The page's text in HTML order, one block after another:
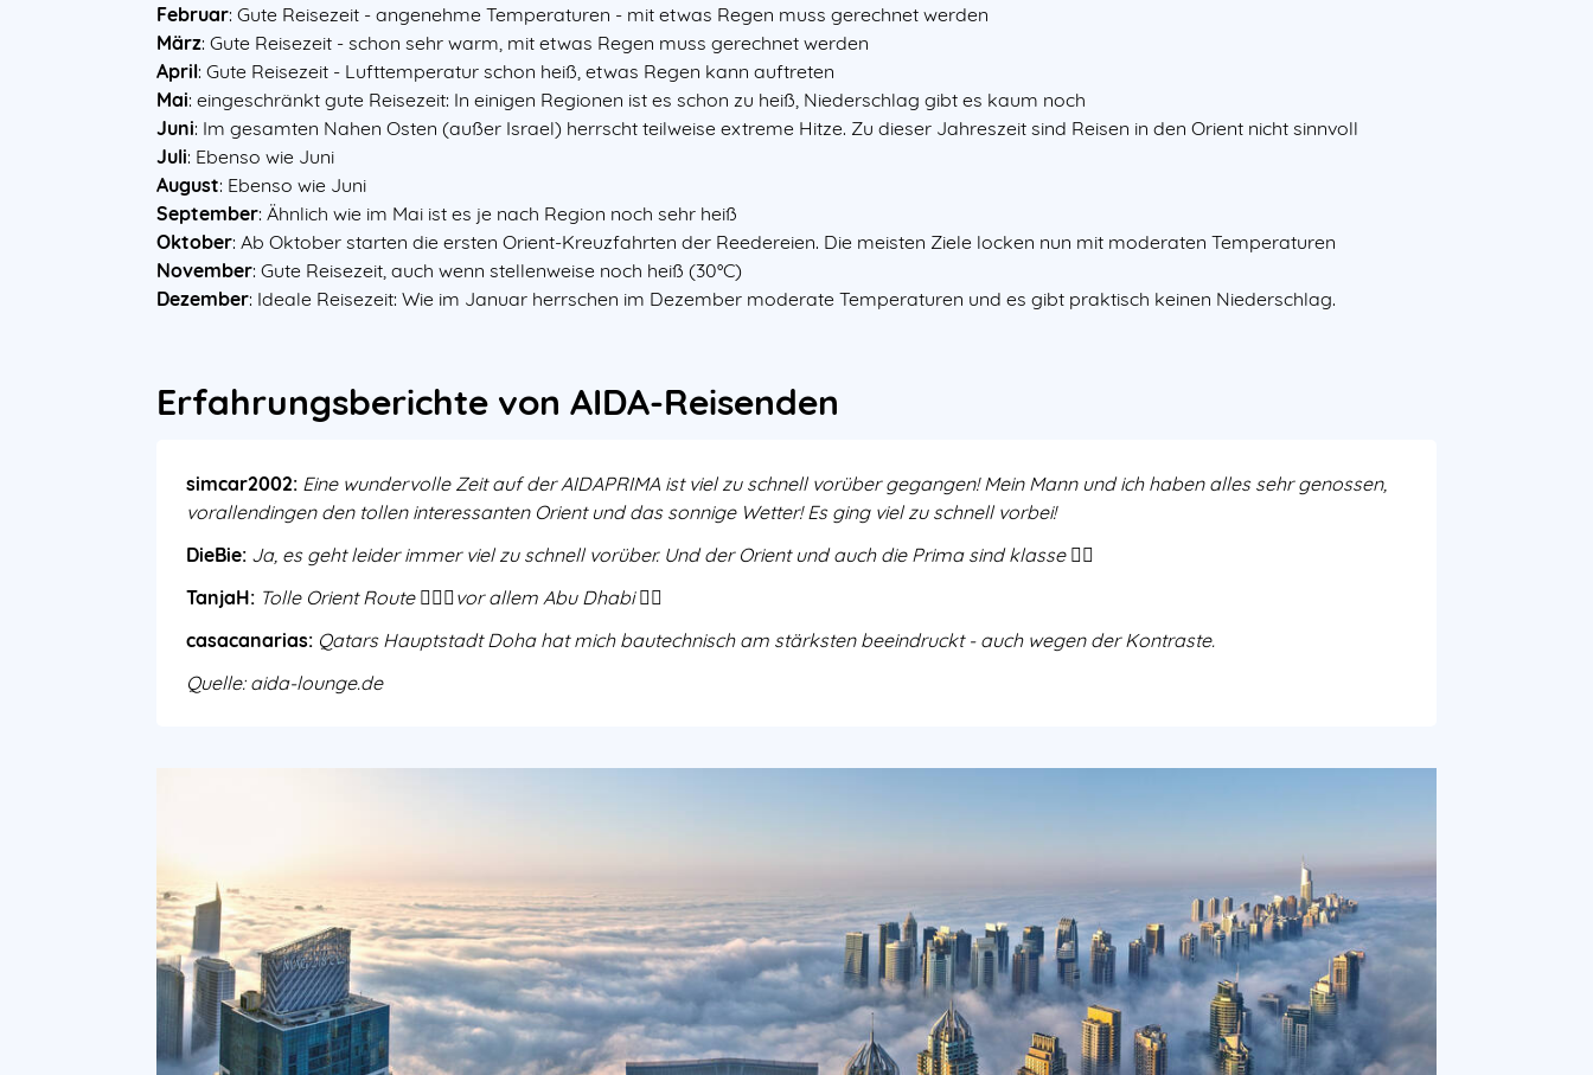
Februar: Gute Reisezeit - angenehme Temperaturen - mit etwas Regen muss gerechnet werden
März: Gute Reisezeit - schon sehr warm, mit etwas Regen muss gerechnet werden
April: Gute Reisezeit - Lufttemperatur schon heiß, etwas Regen kann auftreten
Mai: eingeschränkt gute Reisezeit: In einigen Regionen ist es schon zu heiß, Niederschlag gibt es kaum noch
Juni: Im gesamten Nahen Osten (außer Israel) herrscht teilweise extreme Hitze. Zu dieser Jahreszeit sind Reisen in den Orient nicht sinnvoll
Juli: Ebenso wie Juni
August: Ebenso wie Juni
September: Ähnlich wie im Mai ist es je nach Region noch sehr heiß
Oktober: Ab Oktober starten die ersten Orient-Kreuzfahrten der Reedereien. Die meisten Ziele locken nun mit moderaten Temperaturen
November: Gute Reisezeit, auch wenn stellenweise noch heiß (30°C)
Dezember: Ideale Reisezeit: Wie im Januar herrschen im Dezember moderate Temperaturen und es gibt praktisch keinen Niederschlag.
Erfahrungsberichte von AIDA-Reisenden
simcar2002: Eine wundervolle Zeit auf der AIDAPRIMA ist viel zu schnell vorüber gegangen! Mein Mann und ich haben alles sehr genossen,
vorallendingen den tollen interessanten Orient und das sonnige Wetter! Es ging viel zu schnell vorbei!
DieBie: Ja, es geht leider immer viel zu schnell vorüber. Und der Orient und auch die Prima sind klasse 🙋‍♀️
TanjaH: Tolle Orient Route 👍🏼😊vor allem Abu Dhabi 👌🏼
casacanarias: Qatars Hauptstadt Doha hat mich bautechnisch am stärksten beeindruckt - auch wegen der Kontraste.
Quelle: aida-lounge.de